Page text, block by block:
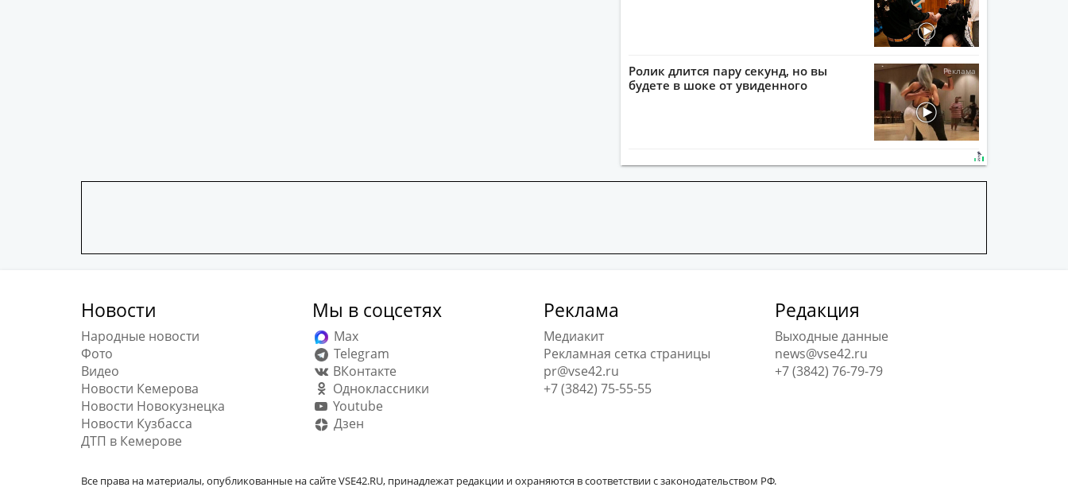
Ролик длится пару секунд, но вы
будете в шоке от увиденного
Новости
Народные новости
Фото
Видео
Новости Кемерова
Новости Новокузнецка
Новости Кузбасса
ДТП в Кемерове
Мы в соцсетях
Max
Telegram
ВКонтакте
Одноклассники
Youtube
Дзен
Реклама
Медиакит
Рекламная сетка страницы
pr@vse42.ru
+7 (3842) 75-55-55
Редакция
Выходные данные
news@vse42.ru
+7 (3842) 76-79-79
Все права на материалы, опубликованные на сайте VSE42.RU, принадлежат редакции и охраняются в соответствии с законодательством РФ.